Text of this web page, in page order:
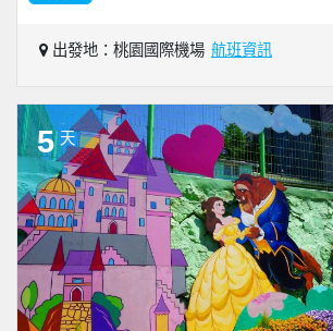
出發地：桃園國際機場 航班資訊
5 天